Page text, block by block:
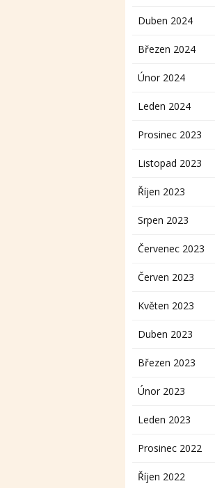
Duben 2024
Březen 2024
Únor 2024
Leden 2024
Prosinec 2023
Listopad 2023
Říjen 2023
Srpen 2023
Červenec 2023
Červen 2023
Květen 2023
Duben 2023
Březen 2023
Únor 2023
Leden 2023
Prosinec 2022
Říjen 2022